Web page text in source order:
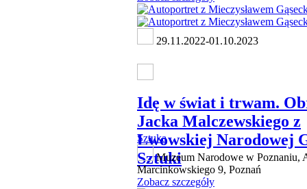
29.11.2022-01.10.2023
Idę w świat i trwam.
Jacka Malczewskiego z
Lwowskiej Narodowej
Sztuki
Sztuka
Muzeum Narodowe w Poznaniu,
Marcinkowskiego 9, Poznań
Zobacz szczegóły